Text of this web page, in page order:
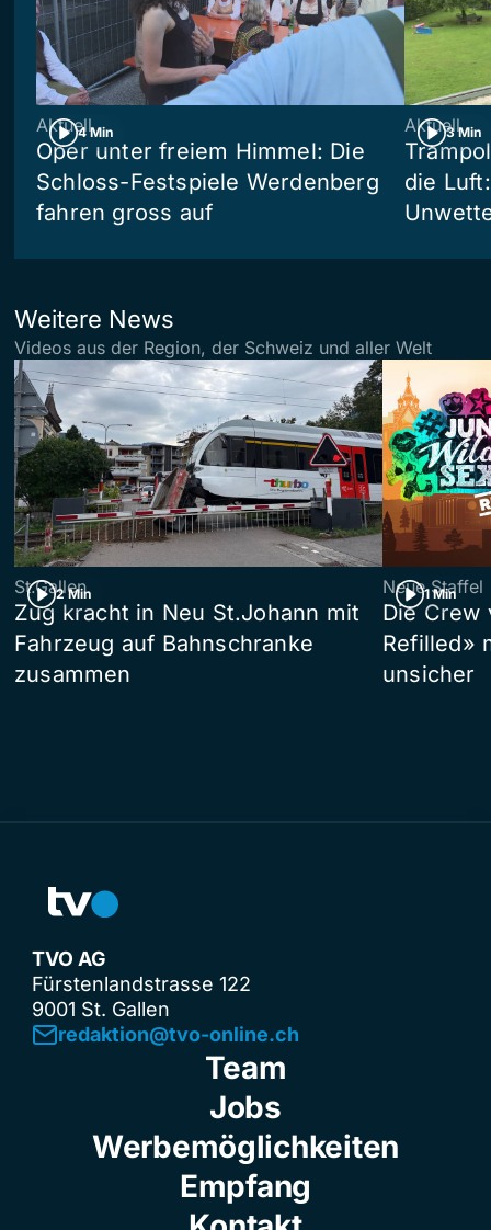
4 Min
Aktuell
Oper unter freiem Himmel: Die
Schloss-Festspiele Werdenberg
fahren gross auf
3 Min
Aktuell
die
Weitere News
Videos aus der Region, der Schweiz und aller Welt
2 Min
St.Gallen
Zug kracht in Neu St.Johann mit
Fahrzeug auf Bahnschranke
zusammen
1 Min
Neue Staffel
Die Crew
Refilled»
unsicher
TVO AG
Fürstenlandstrasse 122
9001 St. Gallen
redaktion@tvo-online.ch
Team
Jobs
Werbemöglichkeiten
Empfang